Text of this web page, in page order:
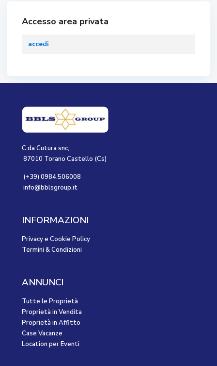
Accesso area privata
accedi
C.da Cutura snc,
87010 Torano Castello (Cs)
(+39) 0984.506008
info@bblsgroup.it
INFORMAZIONI
Privacy e Cookie Policy
Termini & Condizioni
ANNUNCI
Tutte le Proprietà
Proprietà in Vendita
Proprietà in Affitto
Case Vacanze
Location per Eventi